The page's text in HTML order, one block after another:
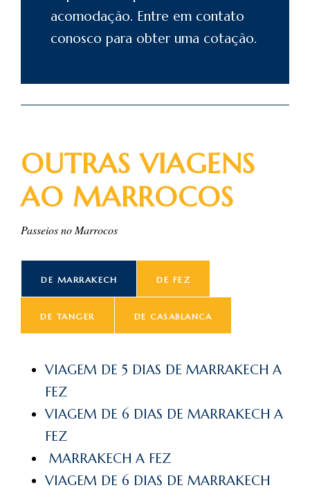
acomodação. Entre em contato
conosco para obter uma cotação.
OUTRAS VIAGENS
AO MARROCOS
Passeios no Marrocos
DE MARRAKECH DE FEZ
DE TANGER DE CASABLANCA
VIAGEM DE 5 DIAS DE MARRAKECH A
FEZ
VIAGEM DE 6 DIAS DE MARRAKECH A
FEZ
MARRAKECH A FEZ
VIAGEM DE 6 DIAS DE MARRAKECH